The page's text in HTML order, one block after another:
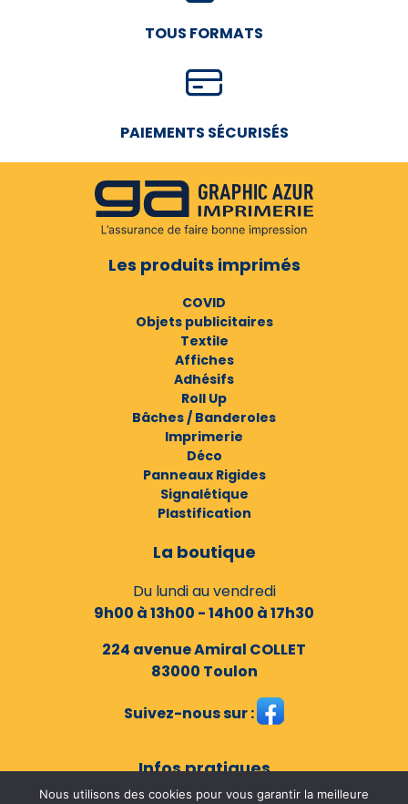
TOUS FORMATS
PAIEMENTS SÉCURISÉS
Les produits imprimés
COVID
Objets publicitaires
Textile
Affiches
Adhésifs
Roll Up
Bâches / Banderoles
Imprimerie
Déco
Panneaux Rigides
Signalétique
Plastification
La boutique
Du lundi au vendredi
9h00 à 13h00 - 14h00 à 17h30
224 avenue Amiral COLLET
83000 Toulon
Suivez-nous sur :
Infos pratiques
Nous utilisons des cookies pour vous garantir la meilleure